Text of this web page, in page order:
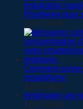
Installation
Plomberie pour
22/07/2026
Comment
smartphone
19/07/2026
Aménager une
16/07/2026